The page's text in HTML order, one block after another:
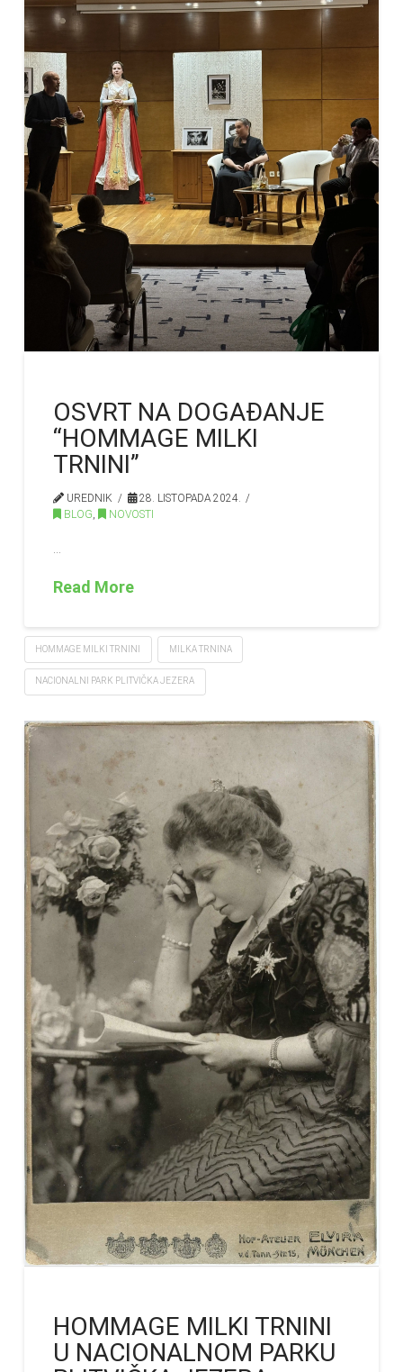
OSVRT NA DOGAĐANJE
“HOMMAGE MILKI
TRNINI”
UREDNIK
28. LISTOPADA 2024.
BLOG, NOVOSTI
Read More
HOMMAGE MILKI TRNINI MILKA TRNINA
NACIONALNI PARK PLITVIČKA JEZERA
HOMMAGE MILKI TRNINI
U NACIONALNOM PARKU